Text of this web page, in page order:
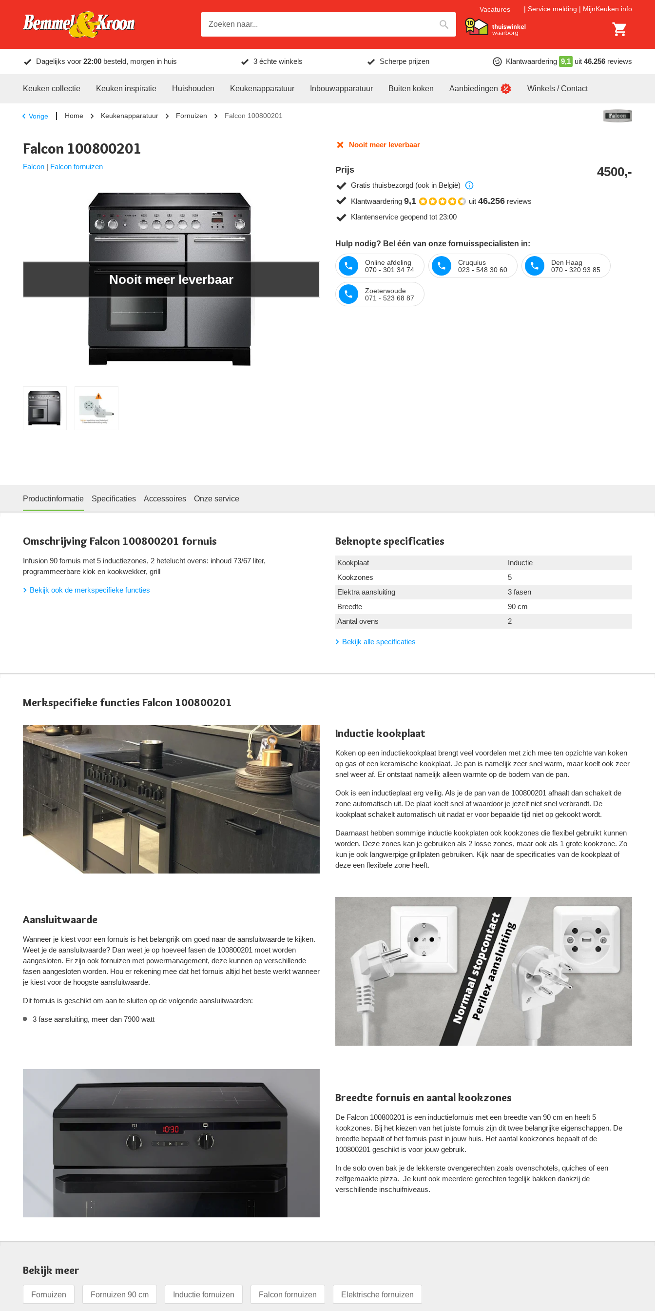
Vacatures Service melding MijnKeuken info
Dagelijks voor 22:00 besteld, morgen in huis 3 échte winkels Scherpe prijzen Klantwaardering 9,1 uit 46.256 reviews
Keuken collectie Keuken inspiratie Huishouden Keukenapparatuur Inbouwapparatuur Buiten koken Aanbiedingen Winkels / Contact
Vorige Home Keukenapparatuur Fornuizen Falcon 100800201
Falcon 100800201
Falcon | Falcon fornuizen
Nooit meer leverbaar
Nooit meer leverbaar
Prijs 4500,-
Gratis thuisbezorgd (ook in België)
Klantwaardering 9,1 uit 46.256 reviews
Klantenservice geopend tot 23:00
Hulp nodig? Bel één van onze fornuisspecialisten in:
Online afdeling
070 - 301 34 74
Cruquius
023 - 548 30 60
Den Haag
070 - 320 93 85
Zoeterwoude
071 - 523 68 87
Productinformatie Specificaties Accessoires Onze service
Omschrijving Falcon 100800201 fornuis
Infusion 90 fornuis met 5 inductiezones, 2 hetelucht ovens: inhoud 73/67 liter,
programmeerbare klok en kookwekker, grill
Bekijk ook de merkspecifieke functies
Beknopte specificaties
Kookplaat
Inductie
Kookzones
5
Elektra aansluiting
3 fasen
Breedte
90 cm
Aantal ovens
2
Bekijk alle specificaties
Merkspecifieke functies Falcon 100800201
Inductie kookplaat
Koken op een inductiekookplaat brengt veel voordelen met zich mee ten opzichte van koken
op gas of een keramische kookplaat. Je pan is namelijk zeer snel warm, maar koelt ook zeer
snel weer af. Er ontstaat namelijk alleen warmte op de bodem van de pan.
Ook is een inductieplaat erg veilig. Als je de pan van de 100800201 afhaalt dan schakelt de
zone automatisch uit. De plaat koelt snel af waardoor je jezelf niet snel verbrandt. De
kookplaat schakelt automatisch uit nadat er voor bepaalde tijd niet op gekookt wordt.
Daarnaast hebben sommige inductie kookplaten ook kookzones die flexibel gebruikt kunnen
worden. Deze zones kan je gebruiken als 2 losse zones, maar ook als 1 grote kookzone. Zo
kun je ook langwerpige grillplaten gebruiken. Kijk naar de specificaties van de kookplaat of
deze een flexibele zone heeft.
Aansluitwaarde
Wanneer je kiest voor een fornuis is het belangrijk om goed naar de aansluitwaarde te kijken.
Weet je de aansluitwaarde? Dan weet je op hoeveel fasen de 100800201 moet worden
aangesloten. Er zijn ook fornuizen met powermanagement, deze kunnen op verschillende
fasen aangesloten worden. Hou er rekening mee dat het fornuis altijd het beste werkt wanneer
je kiest voor de hoogste aansluitwaarde.
Dit fornuis is geschikt om aan te sluiten op de volgende aansluitwaarden:
3 fase aansluiting, meer dan 7900 watt
Breedte fornuis en aantal kookzones
De Falcon 100800201 is een inductiefornuis met een breedte van 90 cm en heeft 5
kookzones. Bij het kiezen van het juiste fornuis zijn dit twee belangrijke eigenschappen. De
breedte bepaalt of het fornuis past in jouw huis. Het aantal kookzones bepaalt of de
100800201 geschikt is voor jouw gebruik.
In de solo oven bak je de lekkerste ovengerechten zoals ovenschotels, quiches of een
zelfgemaakte pizza. Je kunt ook meerdere gerechten tegelijk bakken dankzij de
verschillende inschuifniveaus.
Bekijk meer
Fornuizen Fornuizen 90 cm Inductie fornuizen Falcon fornuizen Elektrische fornuizen